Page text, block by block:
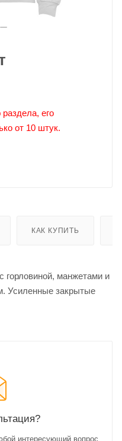
раздела, его
от 10 штук.
КАК КУПИТЬ
горловиной, манжетами и
Усиленные закрытые
интересующий вопрос